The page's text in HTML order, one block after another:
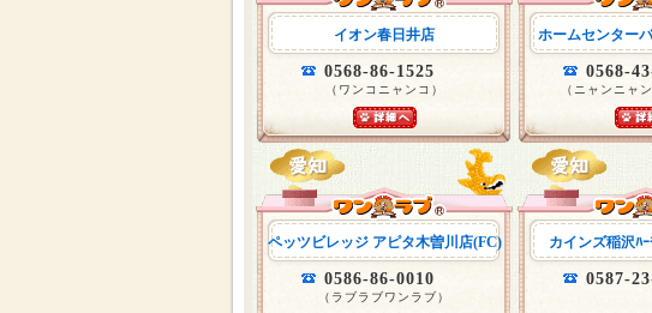
イオン春日井店
0568-86-1525
（ワンコニャンコ）
ホームセンター
0568-
（ニャンニャ
ペッツビレッジ アピタ木曽川店(FC)
0586-86-0010
（ラブラブワンラブ）
カインズ稲沢ﾊ
0587-